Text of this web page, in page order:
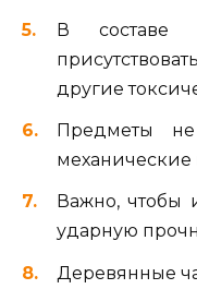
В составе
другие
Предметы
Важно, чтобы
ударную
Деревянные